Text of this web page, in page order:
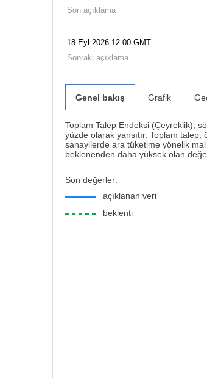
Son açıklama
18 Eyl 2026 12:00 GMT
Sonraki açıklama
Genel bakış Grafik
Toplam Talep Endeksi (Çeyreklik),
yüzde olarak yansıtır. Toplam
sanayilerde ara tüketime yönelik mal
beklenenden daha yüksek olan
Son değerler:
açıklanan veri
beklenti